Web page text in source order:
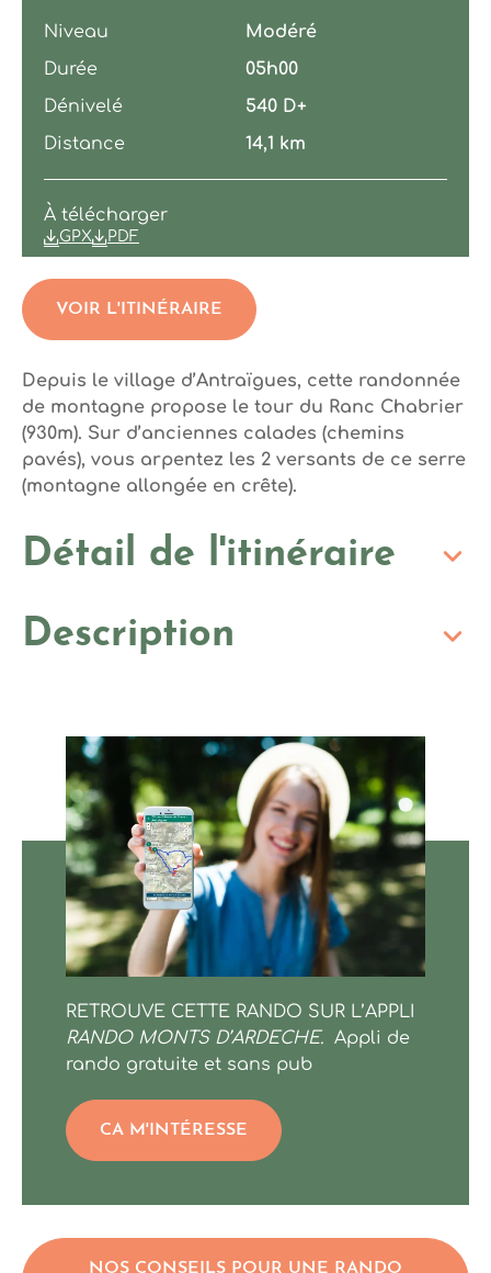
Depuis le village d’Antraïgues, cette randonnée
de montagne propose le tour du Ranc Chabrier
(930m). Sur d’anciennes calades (chemins
pavés), vous arpentez les 2 versants de ce serre
(montagne allongée en crête).
Détail de l'itinéraire
Description
RETROUVE CETTE RANDO SUR L’APPLI
RANDO MONTS D’ARDECHE. Appli de
rando gratuite et sans pub
CA M'INTÉRESSE
NOS CONSEILS POUR UNE RANDO
Niveau
Modéré
Durée
05h00
Dénivelé
540 D+
Distance
14,1 km
À télécharger
GPX PDF
VOIR L'ITINÉRAIRE